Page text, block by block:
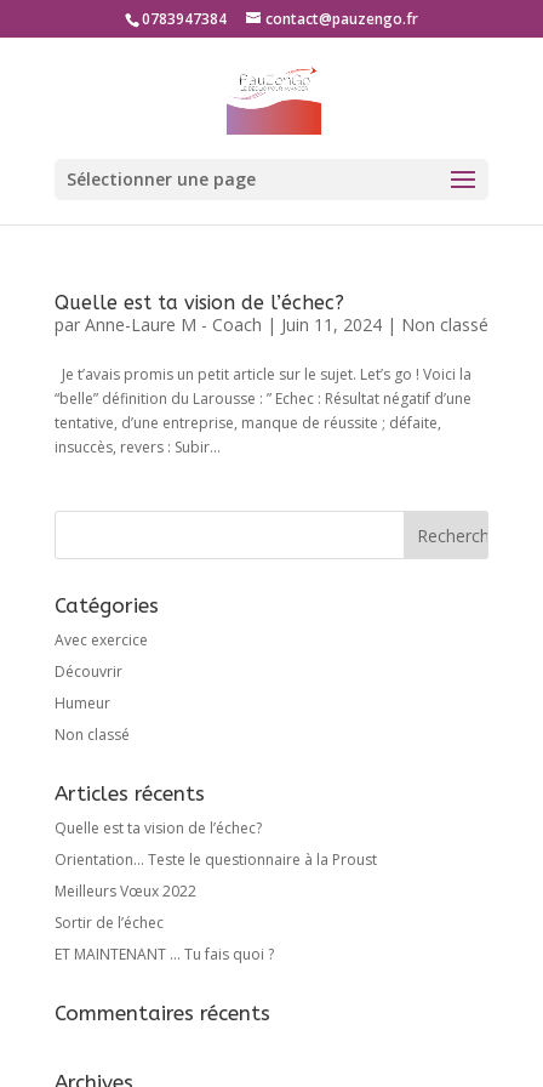
0783947384 contact@pauzengo.fr
Sélectionner une page
Quelle est ta vision de l’échec?
par Anne-Laure M - Coach | Juin 11, 2024| Non classé
Je t’avais promis un petit article sur le sujet. Let’s go ! Voici la
“belle” définition du Larousse : ” Echec : Résultat négatif d’une
tentative, d’une entreprise, manque de réussite ; défaite,
insuccès, revers : Subir...
Catégories
Avec exercice
Découvrir
Humeur
Non classé
Articles récents
Quelle est ta vision de l’échec?
Orientation… Teste le questionnaire à la Proust
Meilleurs Vœux 2022
Sortir de l’échec
ET MAINTENANT … Tu fais quoi ?
Commentaires récents
Archives